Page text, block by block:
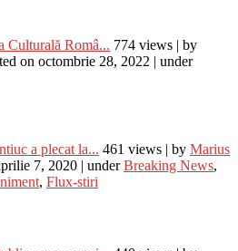
Culturală Româ... 774 views
by
on octombrie 28, 2022
under
a plecat la... 461 views by Marius
7, 2020 underBreaking News,
, Flux-stiri